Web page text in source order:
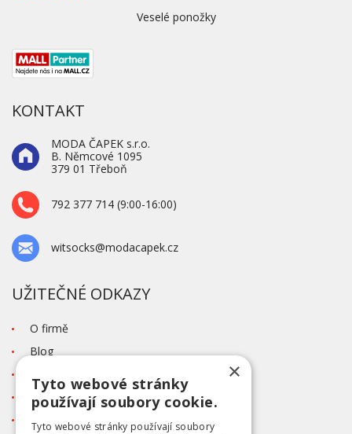
Veselé ponožky
KONTAKT
MODA ČAPEK s.r.o.
B. Němcové 1095
379 01 Třeboň
792 377 714 (9:00-16:00)
witsocks@modacapek.cz
UŽITEČNÉ ODKAZY
O firmě
Blog
Tabulka velikostí
Ochrana osobních údajů GDPR
×
Tyto webové stránky
používají soubory cookie.
Tyto webové stránky používají soubory